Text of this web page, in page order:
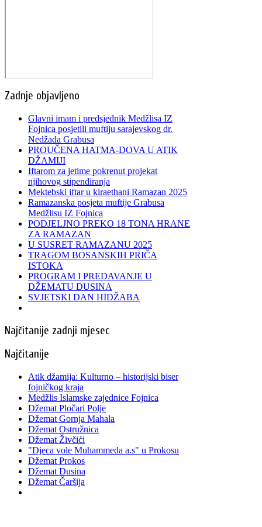
Zadnje objavljeno
Glavni imam i predsjednik Medžlisa IZ
Fojnica posjetili muftiju sarajevskog dr.
Nedžada Grabusa
PROUČENA HATMA-DOVA U ATIK
DŽAMIJI
Iftarom za jetime pokrenut projekat
njihovog stipendiranja
Mektebski iftar u kiraethani Ramazan 2025
Ramazanska posjeta muftije Grabusa
Medžlisu IZ Fojnica
PODJELJNO PREKO 18 TONA HRANE
ZA RAMAZAN
U SUSRET RAMAZANU 2025
TRAGOM BOSANSKIH PRIČA
ISTOKA
PROGRAM I PREDAVANJE U
DŽEMATU DUSINA
SVJETSKI DAN HIDŽABA
Najčitanije zadnji mjesec
Najčitanije
Atik džamija: Kulturno – historijski biser
fojničkog kraja
Medžlis Islamske zajednice Fojnica
Džemat Pločari Polje
Džemat Gornja Mahala
Džemat Ostružnica
Džemat Živčići
"Djeca vole Muhammeda a.s" u Prokosu
Džemat Prokos
Džemat Dusina
Džemat Čaršija